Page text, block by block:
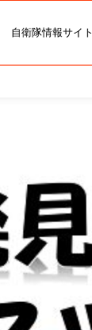
自衛隊情報サイト